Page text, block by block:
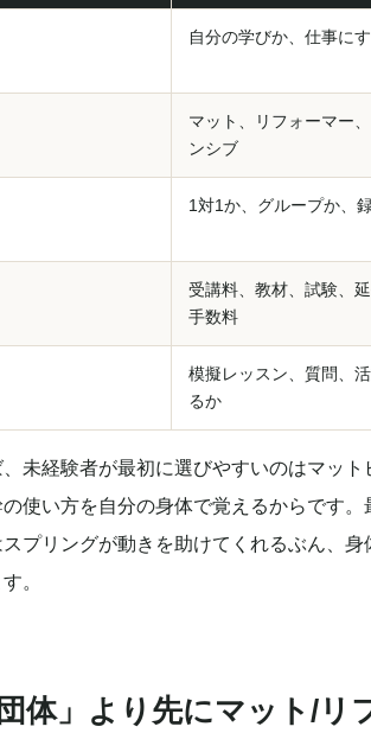
自分の学びか、仕事に
マット、リフォーマー
ンシブ
1対1か、グループか、
受講料、教材、試験、
手数料
模擬レッスン、質問、
るか
未経験者が最初に選びやすいのはマッ
使い方を自分の身体で覚えるからです
プリングが動きを助けてくれるぶん、
。
体」より先にマット/リ